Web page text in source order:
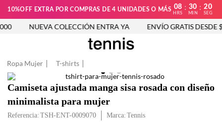
10%OFF EXTRA POR COMPRAS DE 4 UNIDADES O MÁS 08
HRS
: 30
MIN
: 19
SEG
NUEVA COLECCIÓN ENTRA YA ENVÍO GRATIS DESDE
Ropa Mujer T-shirts
Camiseta ajustada manga sisa rosada con diseño
minimalista para mujer
Referencia: TSH-ENT-0009070 Tennis